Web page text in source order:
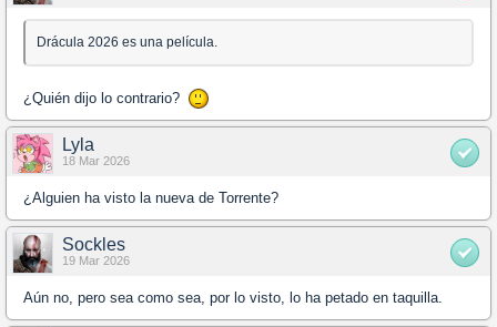
Drácula 2026 es una película.
¿Quién dijo lo contrario?
Lyla
18 Mar 2026
¿Alguien ha visto la nueva de Torrente?
Sockles
19 Mar 2026
Aún no, pero sea como sea, por lo visto, lo ha petado en taquilla.